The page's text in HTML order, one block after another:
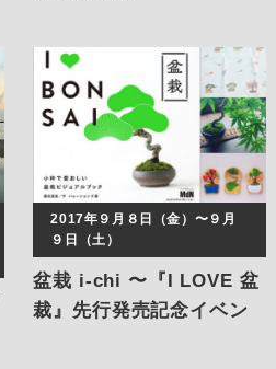
2017年９月８日（金）〜９月
９日（土）
盆栽 i-chi 〜『I LOVE 盆
裁』先行発売記念イベン